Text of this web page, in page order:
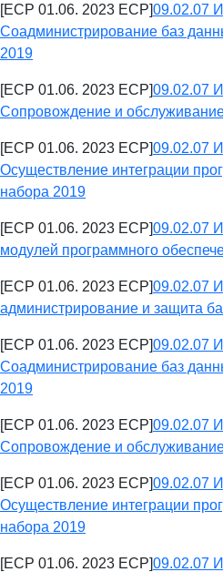
[ECP 01.06. 2023 ECP]09.02.07
Соадминистрирование баз
2019
[ECP 01.06. 2023 ECP]09.02.07
Сопровождение и
[ECP 01.06. 2023 ECP]09.02.07
Осуществление интеграции
набора 2019
[ECP 01.06. 2023 ECP]09.02.07
модулей программного
[ECP 01.06. 2023 ECP]09.02.07
администрирование и защита
[ECP 01.06. 2023 ECP]09.02.07
Соадминистрирование баз
2019
[ECP 01.06. 2023 ECP]09.02.07
Сопровождение и
[ECP 01.06. 2023 ECP]09.02.07
Осуществление интеграции
набора 2019
[ECP 01.06. 2023 ECP]09.02.07